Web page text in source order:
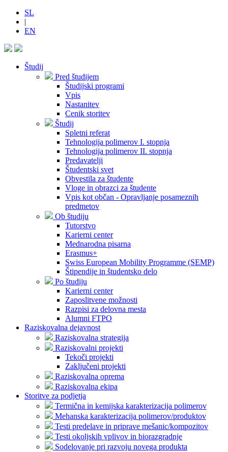
SL
|
EN
Študij
Pred študijem
Študijski programi
Vpis
Nastanitev
Cenik storitev
Študij
Spletni referat
Tehnologija polimerov I. stopnja
Tehnologija polimerov II. stopnja
Predavatelji
Študentski svet
Obvestila za študente
Vloge in obrazci za študente
Vpis kot občan - Opravljanje posameznih
predmetov
Ob študiju
Tutorstvo
Karierni center
Mednarodna pisarna
Erasmus+
Swiss European Mobility Programme (SEMP)
Štipendije in študentsko delo
Po študiju
Karierni center
Zaposlitvene možnosti
Razpisi za delovna mesta
Alumni FTPO
Raziskovalna dejavnost
Raziskovalna strategija
Raziskovalni projekti
Tekoči projekti
Zaključeni projekti
Raziskovalna oprema
Raziskovalna ekipa
Storitve za podjetja
Termična in kemijska karakterizacija polimerov
Mehanska karakterizacija polimerov/produktov
Testi predelave in priprave mešanic/kompozitov
Testi okoljskih vplivov in biorazgradnje
Sodelovanje pri razvoju novega produkta